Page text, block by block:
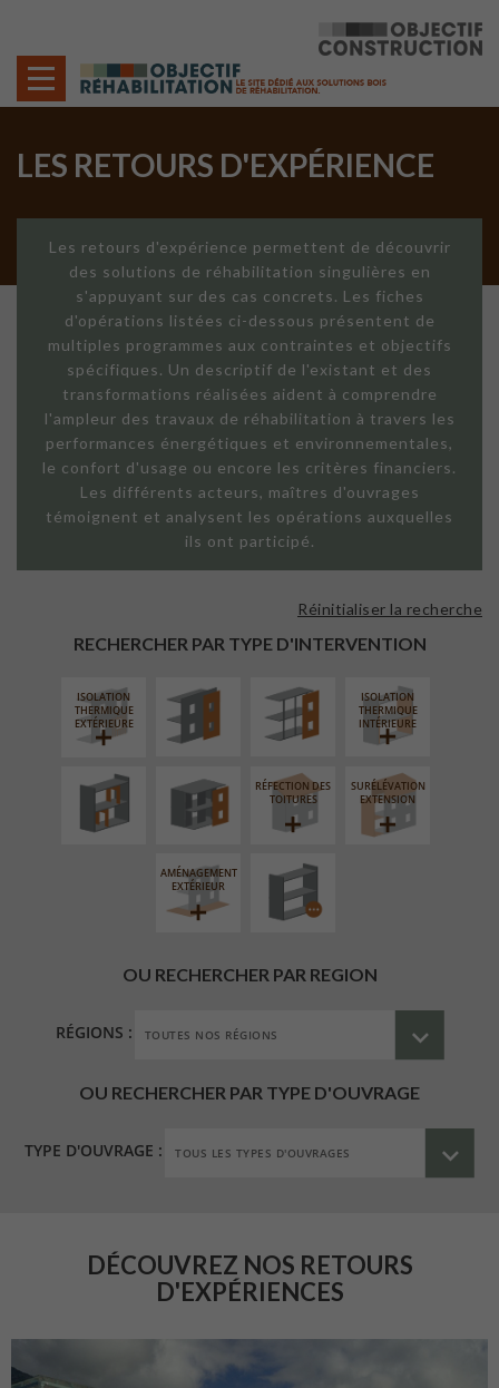
LES RETOURS D'EXPÉRIENCE
Les retours d'expérience permettent de découvrir
des solutions de réhabilitation singulières en
s'appuyant sur des cas concrets. Les fiches
d'opérations listées ci-dessous présentent de
multiples programmes aux contraintes et objectifs
spécifiques. Un descriptif de l'existant et des
transformations réalisées aident à comprendre
l'ampleur des travaux de réhabilitation à travers les
performances énergétiques et environnementales,
le confort d'usage ou encore les critères financiers.
Les différents acteurs, maîtres d'ouvrages
témoignent et analysent les opérations auxquelles
ils ont participé.
RECHERCHER PAR TYPE D'INTERVENTION
Réinitialiser la recherche
ISOLATION
THERMIQUE
EXTÉRIEURE
FAÇADE SUR
LINÉAIRE
ISOLATION
THERMIQUE
INTÉRIEURE
RÉAMÉNAGEMENT
INTÉRIEUR
FERMETURE
LOGGIAS
RÉFECTION DES
TOITURES
SURÉLÉVATION
EXTENSION
AMÉNAGEMENT
EXTÉRIEUR
PROCÉDÉ
PARTICULIER
OU RECHERCHER PAR REGION
RÉGIONS :
OU RECHERCHER PAR TYPE D'OUVRAGE
TYPE D'OUVRAGE :
DÉCOUVREZ NOS RETOURS
D'EXPÉRIENCES